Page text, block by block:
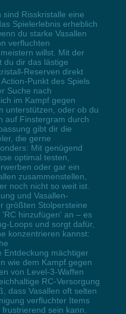
Risskristalle eine
Spielerlebnis erheblich
du starke Vasallen
verfluchten
willst. Mit der
du dir das lästige
Reserven direkt
Punkt des Spiels
Suche nach
im Kampf gegen
unterstützen, oder ob du
auf Finstergram durch
gibt dir die
die gerne
Mit genügend
optimal testen,
oder gar ein
zusammenstellen,
noch nicht so weit ist.
und Vasallen-
größten Stolpersteine
hinzufügen' an – es
Loops und sorgt dafür,
konzentrieren kannst:
Entdeckung mächtiger
wie dem Kampf gegen
von Level-3-Waffen
RC-Versorgung
dass Vasallen oft selten
verfluchter Items
sein kann.